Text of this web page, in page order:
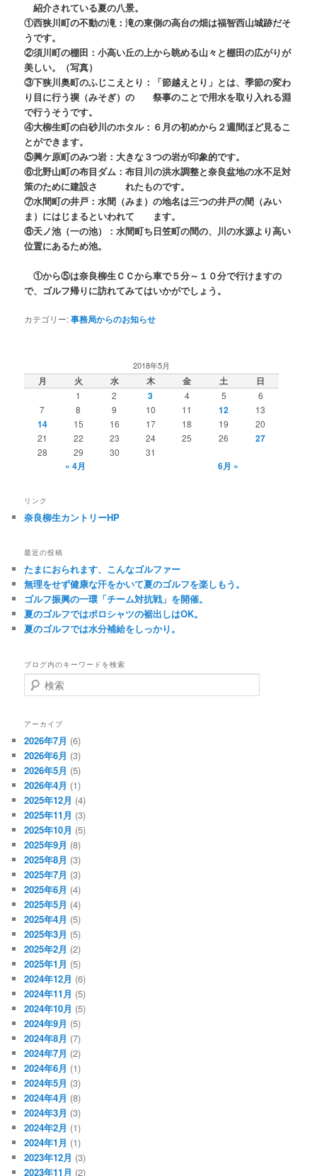
紹介されている夏の八景。
①西狭川町の不動の滝：滝の東側の高台の畑は福智西山城跡だそ
うです。
②須川町の棚田：小高い丘の上から眺める山々と棚田の広がりが
美しい。（写真）
③下狭川奥町のふじこえとり：「節越えとり」とは、季節の変わ
り目に行う禊（みそぎ）の 祭事のことで用水を取り入れる淵
で行うそうです。
④大柳生町の白砂川のホタル：６月の初めから２週間ほど見るこ
とができます。
⑤興ケ原町のみつ岩：大きな３つの岩が印象的です。
⑥北野山町の布目ダム：布目川の洪水調整と奈良盆地の水不足対
策のために建設さ れたものです。
⑦水間町の井戸：水間（みま）の地名は三つの井戸の間（みい
ま）にはじまるといわれて ます。
⑧天ノ池（一の池）：水間町ち日笠町の間の、川の水源より高い
位置にあるため池。
①から⑤は奈良柳生ＣＣから車で５分～１０分で行けますの
で、ゴルフ帰りに訪れてみてはいかがでしょう。
カテゴリー:事務局からのお知らせ
2018年5月
月 火 水 木 金 土 日
1 2 3 4 5
6
7
8 9 10 11 12 13
14 15 16 17 18 19
20
21
22 23 24 25 26 27
28 29 30 31
« 4月 6月 »
リンク
奈良柳生カントリーHP
最近の投稿
たまにおられます、こんなゴルファー
無理をせず健康な汗をかいて夏のゴルフを楽しもう。
ゴルフ振興の一環「チーム対抗戦」を開催。
夏のゴルフではポロシャツの裾出しはOK。
夏のゴルフでは水分補給をしっかり。
ブログ内のキーワードを検索
検
索
アーカイブ
2026年7月 (6)
2026年6月 (3)
2026年5月 (5)
2026年4月 (1)
2025年12月 (4)
2025年11月 (3)
2025年10月 (5)
2025年9月 (8)
2025年8月 (3)
2025年7月 (3)
2025年6月 (4)
2025年5月 (4)
2025年4月 (5)
2025年3月 (5)
2025年2月 (2)
2025年1月 (5)
2024年12月 (6)
2024年11月 (5)
2024年10月 (5)
2024年9月 (5)
2024年8月 (7)
2024年7月 (2)
2024年6月 (1)
2024年5月 (3)
2024年4月 (8)
2024年3月 (3)
2024年2月 (1)
2024年1月 (1)
2023年12月 (3)
2023年11月 (2)